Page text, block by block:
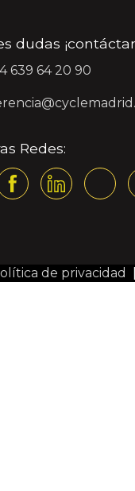
dudas
639 64 20 90
Redes:
de privacidad